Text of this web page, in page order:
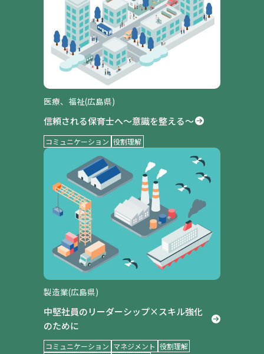
事例紹介
医療、福祉(広島県)
信頼される保育士へ～意識を整える～
コミュニケーション 役割理解
製造業(広島県)
中堅社員のリーダーシップ×スキル強化
のために
コミュニケーション マネジメント 役割理解